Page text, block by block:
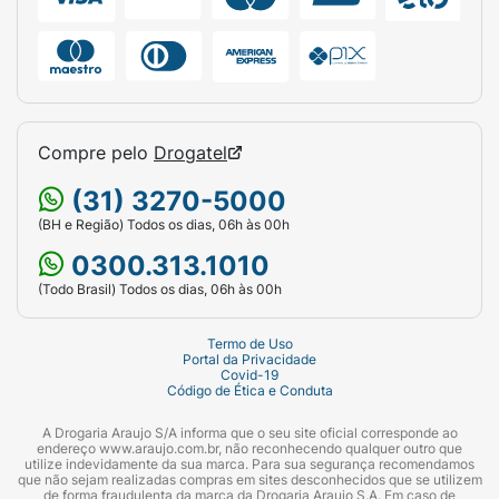
a escolha perfeita para ser saboreado como
lanche intermediário no trabalho, na
faculdade, logo após o treino ou como uma
deliciosa sobremesa livre de culpa após as
refeições. Uma dica deliciosa para os dias
mais quentes é deixá-lo alguns minutos na
uma cobertura de chocolate ainda mais firme
e refrescante!
Ficha Técnica:
Marca:Active Life
Alfajor Protein
Suplemento Alimentar de
Proteínas em Alfajor
Sabor:Avelã (Biscoito com recheio sabor
Compre pelo Drogatel
(31) 3270-5000
(BH e Região) Todos os dias, 06h às 00h
0300.313.1010
(Todo Brasil) Todos os dias, 06h às 00h
Termo de Uso
Portal da Privacidade
Covid-19
Código de Ética e Conduta
A Drogaria Araujo S/A informa que o seu site oficial corresponde ao
endereço www.araujo.com.br, não reconhecendo qualquer outro que
utilize indevidamente da sua marca. Para sua segurança recomendamos
que não sejam realizadas compras em sites desconhecidos que se utilizem
de forma fraudulenta da marca da Drogaria Araujo S.A. Em caso de